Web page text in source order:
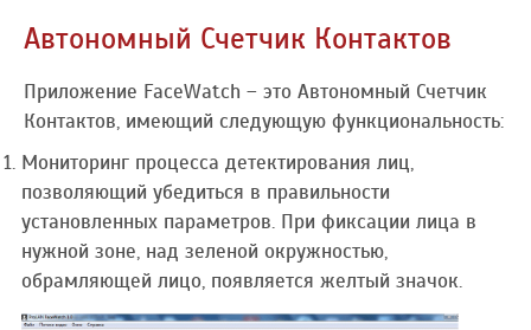
Автономный Счетчик Контактов
Приложение FaceWatch – это Автономный Счетчик
Контактов, имеющий следующую функциональность:
Мониторинг процесса детектирования лиц,
позволяющий убедиться в правильности
установленных параметров. При фиксации лица в
нужной зоне, над зеленой окружностью,
обрамляющей лицо, появляется желтый значок.